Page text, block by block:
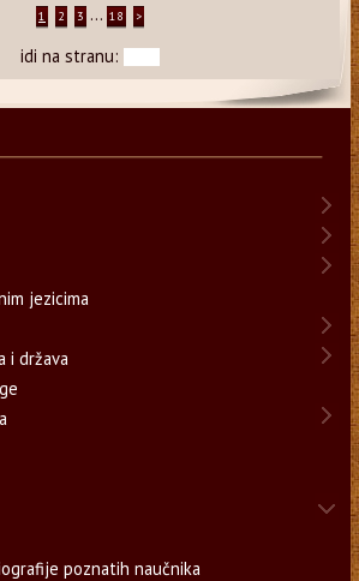
1 2 3 ... 18 >
idi na stranu:
jezicima
i država
poznatih naučnika